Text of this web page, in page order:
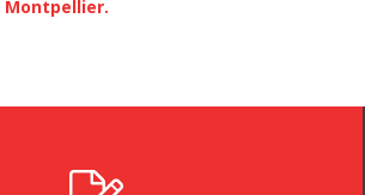
Montpellier.